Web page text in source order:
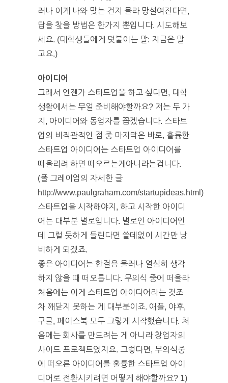
러나 이게 나와 맞는 건지 몰라 망설여진다면,
답을 찾을 방법은 한가지 뿐입니다. 시도해보
세요. (대학생들에게 덧붙이는 말: 지금은 말
고요.)
아이디어
그래서 언젠가 스타트업을 하고 싶다면, 대학
생활에서는 무얼 준비해야할까요? 저는 두 가
지, 아이디어와 동업자를 꼽겠습니다. 스타트
업의 비직관적인 점 중 마지막은 바로, 훌륭한
스타트업 아이디어는 스타트업 아이디어를
떠올리려 하면 떠오르는게아니라는겁니다.
(폴 그레이엄의 자세한 글
http://www.paulgraham.com/startupideas.html)
스타트업을 시작해야지, 하고 시작한 아이디
어는 대부분 별로입니다. 별로인 아이디어인
데 그럴 듯하게 들린다면 쓸데없이 시간만 낭
비하게 되겠죠.
좋은 아이디어는 한걸음 물러나 열심히 생각
하지 않을 때 떠오릅니다. 무의식 중에 떠올라
처음에는 이게 스타트업 아이디어라는 것조
차 깨닫지 못하는 게 대부분이죠. 애플, 야후,
구글, 페이스북 모두 그렇게 시작했습니다. 처
음에는 회사를 만드려는 게 아니라 창업자의
사이드 프로젝트였지요. 그렇다면, 무의식중
에 떠오른 아이디어를 훌륭한 스타트업 아이
디어로 전환시키려면 어떻게 해야할까요? 1)